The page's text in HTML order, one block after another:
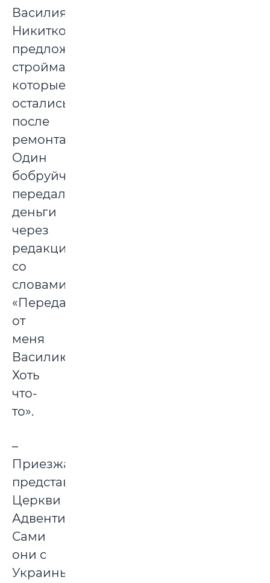
Василия
Никитко,
предложили
стройматериалы,
которые
остались
после
ремонта.
Один
бобруйчанин
передал
деньги
через
редакцию
со
словами
«Передайте
от
меня
Василию.
Хоть
что-
то».
–
Приезжали
представители
Церкви
Адвентистов.
Сами
они с
Украины,